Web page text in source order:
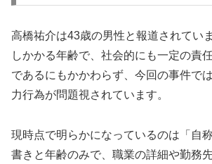
高橋祐介は43歳の男性と報道されてい
しかかる年齢で、社会的にも一定の責
であるにもかかわらず、今回の事件で
力行為が問題視されています。
現時点で明らかになっているのは「自
書きと年齢のみで、職業の詳細や勤務